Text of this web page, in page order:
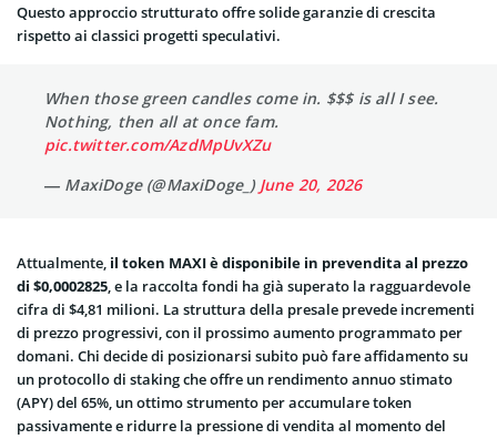
Questo approccio strutturato offre solide garanzie di crescita
rispetto ai classici progetti speculativi.
When those green candles come in. $$$ is all I see.
Nothing, then all at once fam.
pic.twitter.com/AzdMpUvXZu
— MaxiDoge (@MaxiDoge_) June 20, 2026
Attualmente, il token MAXI è disponibile in prevendita al prezzo
di $0,0002825, e la raccolta fondi ha già superato la ragguardevole
cifra di $4,81 milioni. La struttura della presale prevede incrementi
di prezzo progressivi, con il prossimo aumento programmato per
domani. Chi decide di posizionarsi subito può fare affidamento su
un protocollo di staking che offre un rendimento annuo stimato
(APY) del 65%, un ottimo strumento per accumulare token
passivamente e ridurre la pressione di vendita al momento del